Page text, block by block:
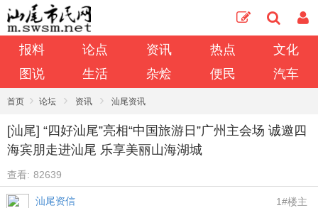
报料 论点 资讯 热点
文化
图说
生活 杂烩 便民 汽车
首页 › 论坛 › 资讯 › 汕尾资讯
[汕尾] “四好汕尾”亮相“中国旅游日”广州主会场 诚邀四
海宾朋走进汕尾 乐享美丽山海湖城
查看: 82639
汕尾资信 1#楼主